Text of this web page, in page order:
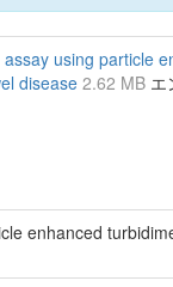
using particle
disease2.62 MB エ
enhanced